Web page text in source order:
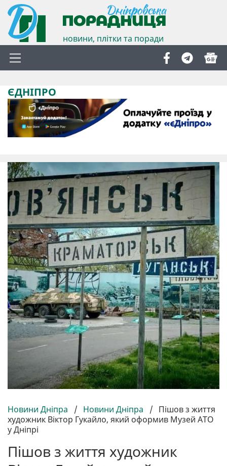
новини, плітки та поради
ЄДНІПРО
Новини Дніпра / Новини Дніпра / Пішов з життя
художник Віктор Гукайло, який оформив Музей АТО
у Дніпрі
Пішов з життя художник